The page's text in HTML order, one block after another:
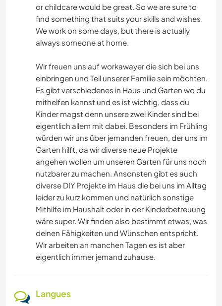
or childcare would be great. So we are sure to
find something that suits your skills and wishes.
We work on some days, but there is actually
always someone at home.
Wir freuen uns auf workawayer die sich bei uns
einbringen und Teil unserer Familie sein möchten.
Es gibt verschiedenes in Haus und Garten wo du
mithelfen kannst und es ist wichtig, dass du
Kinder magst denn unsere zwei Kinder sind bei
eigentlich allem mit dabei. Besonders im Frühling
würden wir uns über jemanden freuen, der uns im
Garten hilft, da wir diverse neue Projekte
angehen wollen um unseren Garten für uns noch
nutzbarer zu machen. Ansonsten gibt es auch
diverse DIY Projekte im Haus die bei uns im Alltag
leider zu kurz kommen und natürlich sonstige
Mithilfe im Haushalt oder in der Kinderbetreuung
wäre super. Wir finden also bestimmt etwas, was
deinen Fähigkeiten und Wünschen entspricht.
Wir arbeiten an manchen Tagen es ist aber
eigentlich immer jemand zuhause.
Langues